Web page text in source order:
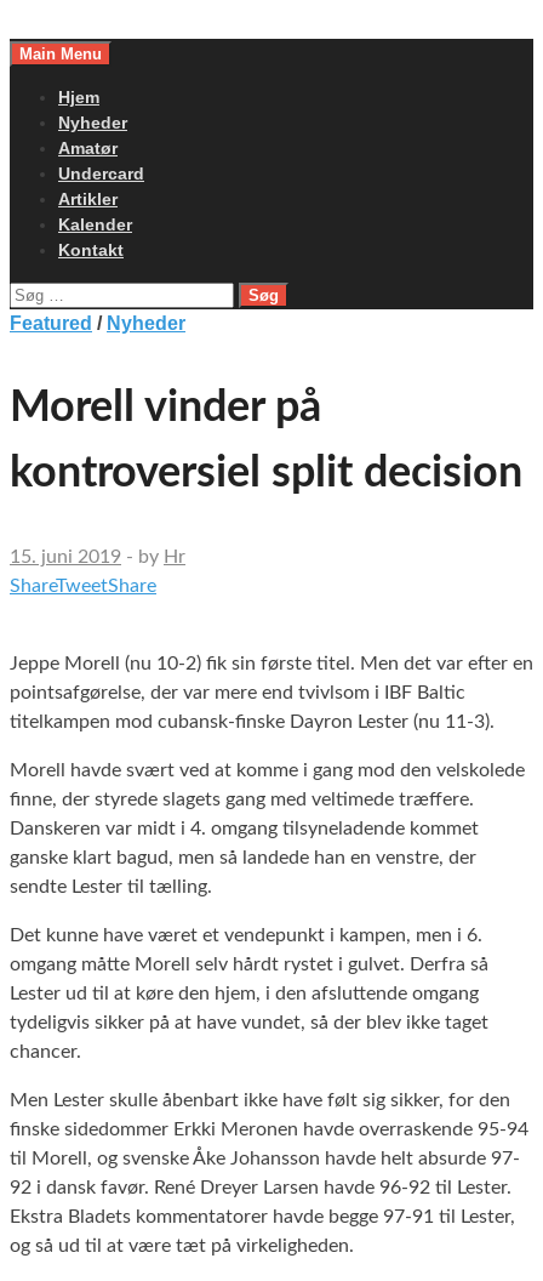
toMain Menu
Hjem
Nyheder
Amatør
Undercard
Artikler
Kalender
Kontakt
Søg
efter:
Featured / Nyheder
Morell vinder på
kontroversiel split decision
15. juni 2019 - by Hr
ShareTweetShare
Jeppe Morell (nu 10-2) fik sin første titel. Men det var efter en
pointsafgørelse, der var mere end tvivlsom i IBF Baltic
titelkampen mod cubansk-finske Dayron Lester (nu 11-3).
Morell havde svært ved at komme i gang mod den velskolede
finne, der styrede slagets gang med veltimede træffere.
Danskeren var midt i 4. omgang tilsyneladende kommet
ganske klart bagud, men så landede han en venstre, der
sendte Lester til tælling.
Det kunne have været et vendepunkt i kampen, men i 6.
omgang måtte Morell selv hårdt rystet i gulvet. Derfra så
Lester ud til at køre den hjem, i den afsluttende omgang
tydeligvis sikker på at have vundet, så der blev ikke taget
chancer.
Men Lester skulle åbenbart ikke have følt sig sikker, for den
finske sidedommer Erkki Meronen havde overraskende 95-94
til Morell, og svenske Åke Johansson havde helt absurde 97-
92 i dansk favør. René Dreyer Larsen havde 96-92 til Lester.
Ekstra Bladets kommentatorer havde begge 97-91 til Lester,
og så ud til at være tæt på virkeligheden.